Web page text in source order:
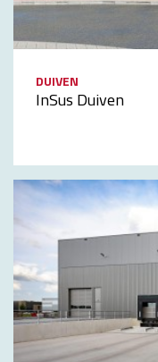
DUIVEN
InSus Duiven